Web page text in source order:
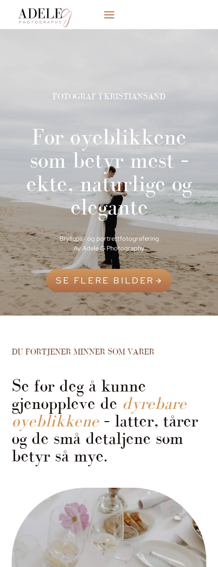
FOTOGRAF I KRISTIANSAND
For øyeblikkene
som betyr mest –
ekte, naturlige og
elegante
Bryllups- og portrettfotografering
Av Adele G Photography
SE FLERE BILDER
DU FORTJENER MINNER SOM VARER
Se for deg å kunne
gjenoppleve de dyrebare
øyeblikkene– latter, tårer
og de små detaljene som
betyr så mye.